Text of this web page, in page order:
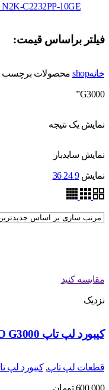
N2K-C2232PP-10GE
فیلتر براساس قیمت:
خانهshop
G3000”
نمایش یک نتیجه
نمایش سایدبار
نمایش 9
24
36
مقایسه کنید
نزدیک
کیبورد لپ تاپ HP COMPAQ PRESARIO G3000
قطعات لپ تاپ,کیبورد لپ